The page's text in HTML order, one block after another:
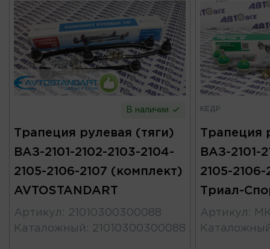
В наличии
Трапеция рулевая (тяги)
ВАЗ-2101-2102-2103-2104-
2105-2106-2107 (комплект)
AVTOSTANDART
Артикул : 21010300300088
Каталожный : 21010300300088
КЕДР
Трапеция
ВАЗ-2101-
2105-
Триал-
Артикул :